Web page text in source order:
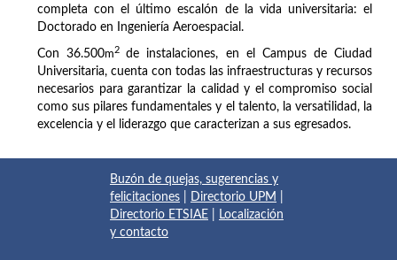
completa con el último escalón de la vida universitaria: el
Doctorado en Ingeniería Aeroespacial.
Con 36.500m2
de instalaciones, en el Campus de Ciudad
Universitaria, cuenta con todas las infraestructuras y recursos
necesarios para garantizar la calidad y el compromiso social
como sus pilares fundamentales y el talento, la versatilidad, la
excelencia y el liderazgo que caracterizan a sus egresados.
Buzón de quejas, sugerencias y
felicitaciones
Directorio UPM
Directorio ETSIAE
Localización
y contacto